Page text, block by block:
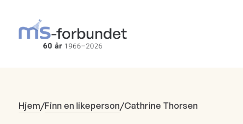
hovedinnhold
Hjem/Finn en likeperson/Cathrine Thorsen